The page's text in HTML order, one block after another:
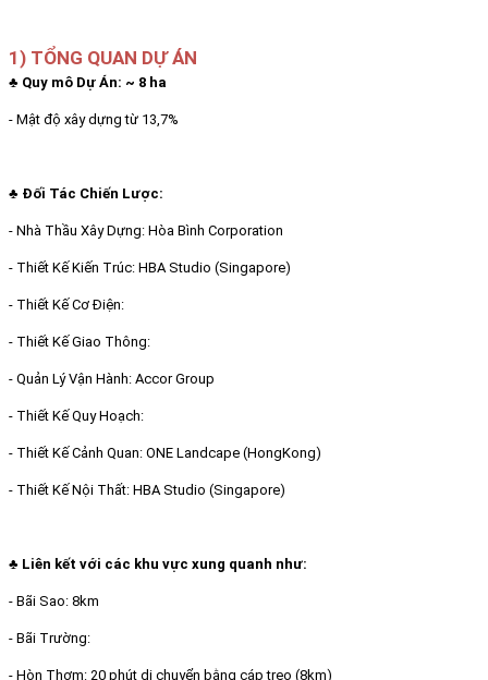
1) TỔNG QUAN DỰ ÁN
♣ Quy mô Dự Án: ~ 8 ha
- Mật độ xây dựng từ 13,7%
♣ Đối Tác Chiến Lược:
- Nhà Thầu Xây Dựng: Hòa Bình Corporation
- Thiết Kế Kiến Trúc: HBA Studio (Singapore)
- Thiết Kế Cơ Điện:
- Thiết Kế Giao Thông:
- Quản Lý Vận Hành: Accor Group
- Thiết Kế Quy Hoạch:
- Thiết Kế Cảnh Quan: ONE Landcape (HongKong)
- Thiết Kế Nội Thất: HBA Studio (Singapore)
♣ Liên kết với các khu vực xung quanh như:
- Bãi Sao: 8km
- Bãi Trường:
- Hòn Thơm: 20 phút di chuyển bằng cáp treo (8km)